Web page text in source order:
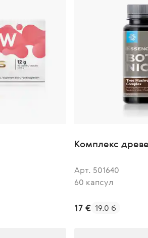
Комплекс
Арт. 501640
60 капсул
17 € 19.0 б